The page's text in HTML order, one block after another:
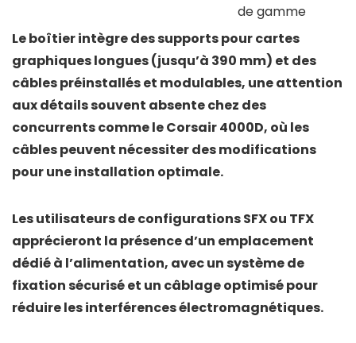
de gamme
Le boîtier intègre dessupports pour cartes
graphiques longues(jusqu’à 390 mm) et des
câbles préinstallés et modulables, une attention
aux détails souvent absente chez des
concurrents comme leCorsair 4000D, où les
câbles peuvent nécessiter des modifications
pour une installation optimale.
Les utilisateurs de configurationsSFXou TFX
apprécieront la présence d’un emplacement
dédié à l’alimentation, avec un système de
fixation sécurisé et un câblage optimisé pour
réduire les interférences électromagnétiques.